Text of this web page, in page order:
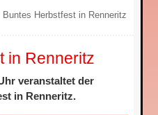
Buntes Herbstfest in Renneritz
in Renneritz
veranstaltet der
in Renneritz.